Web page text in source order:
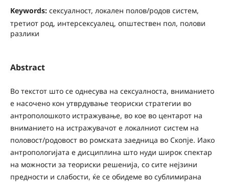
Keywords: сексуалност, локален полов/родов систем,
третиот род, интерсексуалец, општествен пол, полови
разлики
Abstract
Во текстот што се однесува на сексуалноста, вниманието
е насочено кон утврдување теориски стратегии во
антрополошкото истражување, во кое во центарот на
вниманието на истражувачот е локалниот систем на
половост/родовост во ромската заедница во Скопје. Иако
антропологијата е дисциплина што нуди широк спектар
на можности за теориски решенија, со сите нејзини
предности и слабости, ќе се обидеме во сублимирана